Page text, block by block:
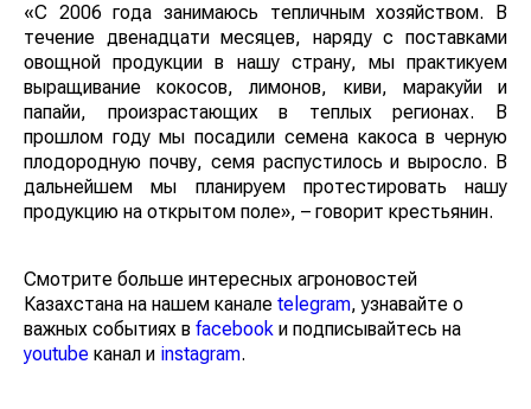
«С 2006 года занимаюсь тепличным хозяйством. В
течение двенадцати месяцев, наряду с поставками
овощной продукции в нашу страну, мы практикуем
выращивание кокосов, лимонов, киви, маракуйи и
папайи, произрастающих в теплых регионах. В
прошлом году мы посадили семена какоса в черную
плодородную почву, семя распустилось и выросло. В
дальнейшем мы планируем протестировать нашу
продукцию на открытом поле», – говорит крестьянин.
Смотрите больше интересных агроновостей
Казахстана на нашем канале telegram, узнавайте о
важных событиях в facebook и подписывайтесь на
youtube канал и instagram.